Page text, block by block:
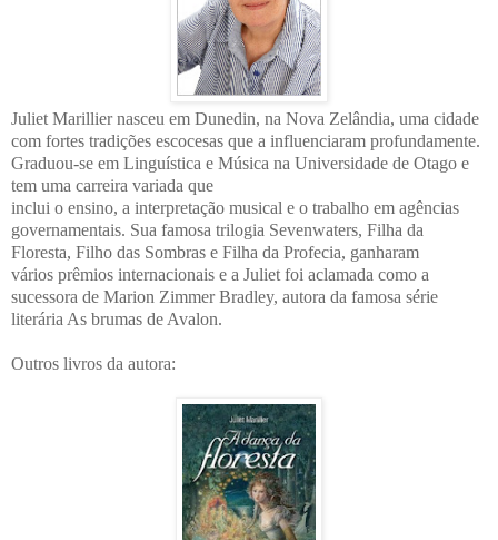
Juliet Marillier nasceu em Dunedin, na Nova Zelândia, uma cidade
com fortes tradições escocesas que a influenciaram profundamente.
Graduou-se em Linguística e Música na Universidade de Otago e
tem uma carreira variada que
inclui o ensino, a interpretação musical e o trabalho em agências
governamentais. Sua famosa trilogia Sevenwaters, Filha da
Floresta, Filho das Sombras e Filha da Profecia, ganharam
vários prêmios internacionais e a Juliet foi aclamada como a
sucessora de Marion Zimmer Bradley, autora da famosa série
literária As brumas de Avalon.
Outros livros da autora: